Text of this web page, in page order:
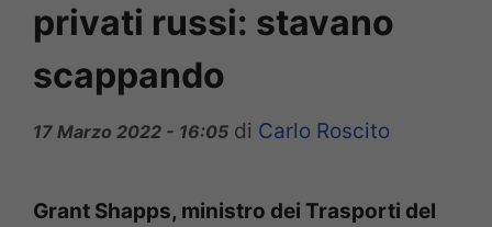
privati russi: stavano
scappando
17 Marzo 2022 - 16:05 di Carlo Roscito
Grant Shapps, ministro dei Trasporti del